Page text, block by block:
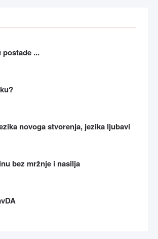
...
novoga stvorenja, jezika ljubavi
bez mržnje i nasilja